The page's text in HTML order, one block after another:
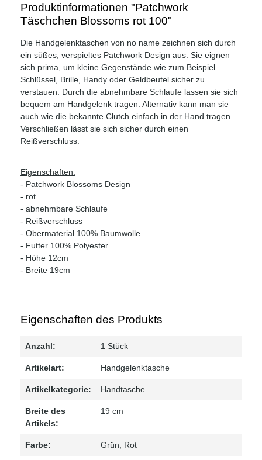
Produktinformationen "Patchwork
Täschchen Blossoms rot 100"
Die Handgelenktaschen von no name zeichnen sich durch
ein süßes, verspieltes Patchwork Design aus. Sie eignen
sich prima, um kleine Gegenstände wie zum Beispiel
Schlüssel, Brille, Handy oder Geldbeutel sicher zu
verstauen. Durch die abnehmbare Schlaufe lassen sie sich
bequem am Handgelenk tragen. Alternativ kann man sie
auch wie die bekannte Clutch einfach in der Hand tragen.
Verschließen lässt sie sich sicher durch einen
Reißverschluss.
Eigenschaften:
- Patchwork Blossoms Design
- rot
- abnehmbare Schlaufe
- Reißverschluss
- Obermaterial 100% Baumwolle
- Futter 100% Polyester
- Höhe 12cm
- Breite 19cm
Eigenschaften des Produkts
Anzahl: 1 Stück
Artikelart: Handgelenktasche
Artikelkategorie: Handtasche
Breite des
Artikels:
19 cm
Farbe: Grün , Rot